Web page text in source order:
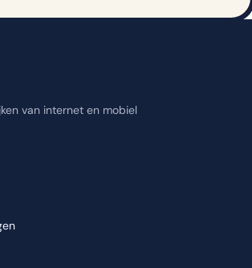
van internet en mobiel